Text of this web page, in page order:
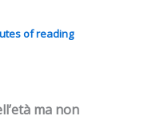
of reading
ma non